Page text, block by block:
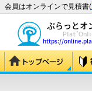
会員はオンラインで見積書(